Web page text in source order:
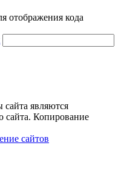
являются
сайта. Копирование
сайтов